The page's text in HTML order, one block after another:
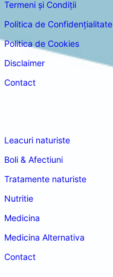
Termeni și Condiții
Politica de Confidențialitate
Politica de Cookies
Disclaimer
Contact
Leacuri naturiste
Boli & Afectiuni
Tratamente naturiste
Nutritie
Medicina
Medicina Alternativa
Contact